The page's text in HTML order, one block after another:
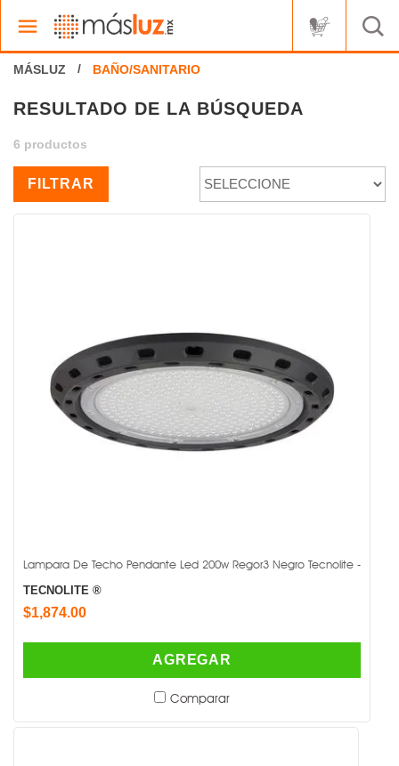
RESULTADO DE LA BÚSQUEDA
6 productos
FILTRAR
Lampara De Techo Pendante Led 200w Regor3 Negro Tecnolite -
TECNOLITE ®
$1,874.00
AGREGAR
Comparar